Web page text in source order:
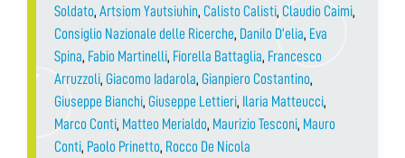
Soldato, Artsiom Yautsiuhin, Calisto Calisti, Claudio Caimi,
Consiglio Nazionale delle Ricerche, Danilo D’elia, Eva
Spina, Fabio Martinelli, Fiorella Battaglia, Francesco
Arruzzoli, Giacomo Iadarola, Gianpiero Costantino,
Giuseppe Bianchi, Giuseppe Lettieri, Ilaria Matteucci,
Marco Conti, Matteo Merialdo, Maurizio Tesconi, Mauro
Conti, Paolo Prinetto, Rocco De Nicola